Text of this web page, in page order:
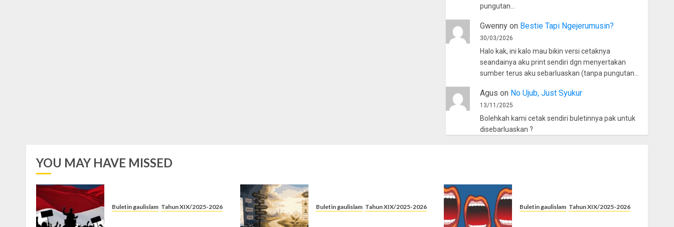
pungutan…
Gwennyon Bestie Tapi Ngejerumusin?
30/03/2026
Halo kak, ini kalo mau bikin versi cetaknya
seandainya aku print sendiri dgn menyertakan
sumber terus aku sebarluaskan (tanpa pungutan…
Agus on No Ujub, Just Syukur
13/11/2025
Bolehkah kami cetak sendiri buletinnya pak untuk
disebarluaskan ?
YOU MAY HAVE MISSED
Buletin gaulislam Tahun XIX/2025-2026 Buletin gaulislam Tahun XIX/2025-2026 Buletin gaulislam Tahun XIX/2025-2026